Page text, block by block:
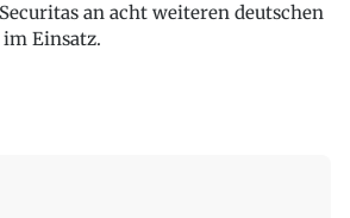
an acht weiteren deutschen
Einsatz.